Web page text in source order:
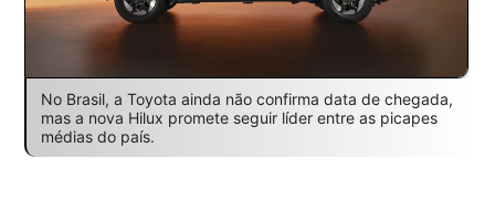
No Brasil, a Toyota ainda não confirma data de chegada,
mas a nova Hilux promete seguir líder entre as picapes
médias do país.